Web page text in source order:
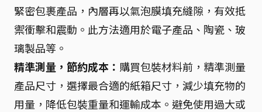
緊密包裹產品，內層再以氣泡膜填充縫隙，有效抵
禦衝擊和震動。此方法適用於電子產品、陶瓷、玻
璃製品等。
精準測量，節約成本： 購買包裝材料前，精準測量
產品尺寸，選擇最合適的紙箱尺寸，減少填充物的
用量，降低包裝重量和運輸成本。避免使用過大或